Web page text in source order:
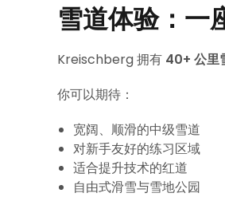
雪道体验：一
Kreischberg 拥有 40+ 公里
你可以期待：
宽阔、顺滑的中级雪道
对新手友好的练习区域
适合提升技术的红道
自由式滑雪与雪地公园